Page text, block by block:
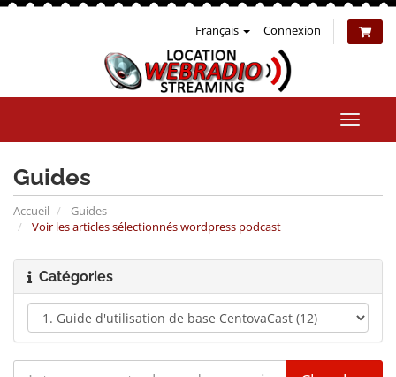
Français Connexion
la
Guides
Accueil
Guides
Voir les articles sélectionnés wordpress podcast
Catégories